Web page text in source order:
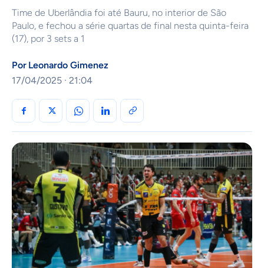
Time de Uberlândia foi até Bauru, no interior de São
Paulo, e fechou a série quartas de final nesta quinta-feira
(17), por 3 sets a 1
Por Leonardo Gimenez
17/04/2025 · 21:04